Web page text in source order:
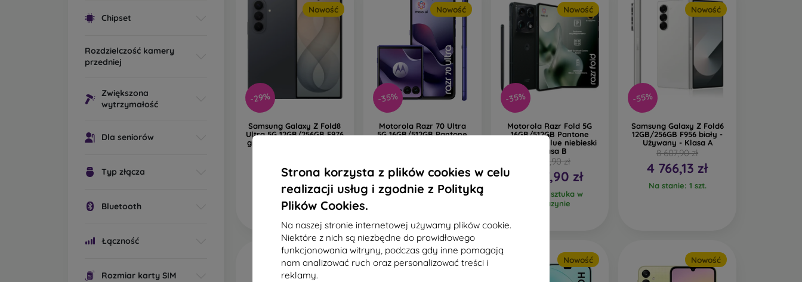
Strona korzysta z plików cookies w celu
realizacji usług i zgodnie z Polityką
Plików Cookies.
Na naszej stronie internetowej używamy plików cookie.
Niektóre z nich są niezbędne do prawidłowego
funkcjonowania witryny, podczas gdy inne pomagają
nam analizować ruch oraz personalizować treści i
reklamy.
Chipset
Rozdzielczość kamery
przedniej
Zwiększona
wytrzymałość
Dla seniorów
Typ złącza
Bluetooth
Łączność
Rozmiar karty SIM
-29%
Nowość
Samsung Galaxy Z Fold8
Ultra 5G 12GB/256GB F976
grafitowo-szary - klasa B
6 889,90 zł
Ostatnia sztuka w
magazynie
-35%
Nowość
Motorola Razr 70 Ultra
5G 16GB/512GB Pantone
3 444,90 zł
Ostatnia sztuka w
-35%
Nowość
Motorola Razr Fold 5G
16GB/512GB Pantone
Blackened Blue niebieski
- Klasa B
8 577,90 zł
5 597,90 zł
Ostatnia sztuka w
magazynie
-55%
Nowość
Samsung Galaxy Z Fold6
12GB/256GB F956 biały -
Używany - Klasa A
8 607,90 zł
4 766,13 zł
Na stanie: 1 szt.
Nowość
Darmowa dostawa
Nowość Nowość